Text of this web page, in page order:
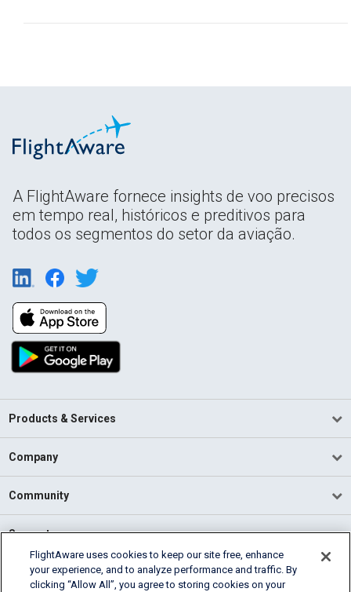
A FlightAware fornece insights de voo precisos
em tempo real, históricos e preditivos para
todos os segmentos do setor da aviação.
Products & Services
Company
Community
Support
English (USA)
2026 FlightAware
FlightAware uses cookies to keep our site free, enhance
your experience, and to analyze performance and traffic. By
clicking “Allow All”, you agree to storing cookies on your